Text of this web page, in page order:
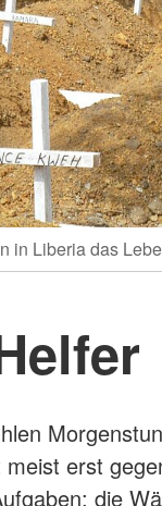
in Liberia das
erst
die